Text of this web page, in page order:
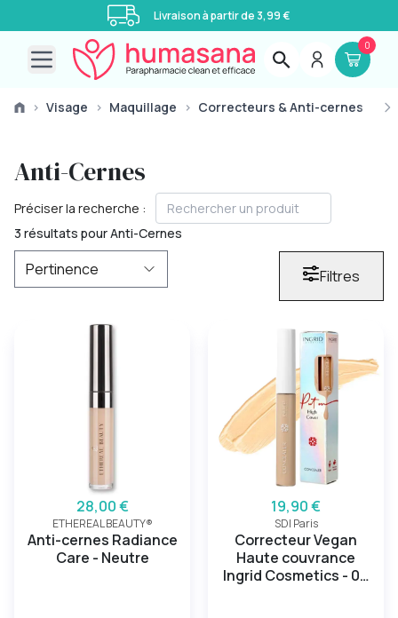
Livraison à partir de 3,99 €
Open main menu
0
› Visage › Maquillage › Correcteurs & Anti-cernes
Anti-Cernes
Préciser la recherche :
3 résultats pour Anti-Cernes
Filtres
28,00 €
ETHEREAL BEAUTY®
Anti-cernes Radiance
Care - Neutre
19,90 €
SDI Paris
Correcteur Vegan
Haute couvrance
Ingrid Cosmetics - 02